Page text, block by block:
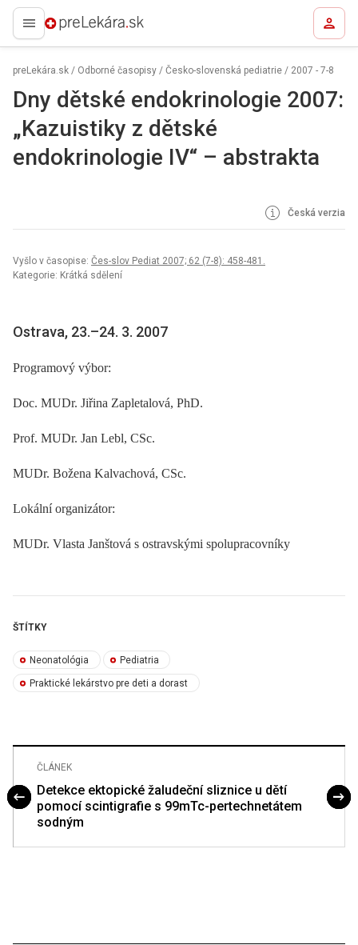
preLekára.sk
preLekára.sk / Odborné časopisy / Česko-slovenská pediatrie / 2007 - 7-8
Dny dětské endokrinologie 2007:
„Kazuistiky z dětské
endokrinologie IV“ – abstrakta
Česká verzia
Vyšlo v časopise: Čes-slov Pediat 2007; 62 (7-8): 458-481.
Kategorie: Krátká sdělení
Ostrava, 23.–24. 3. 2007
Programový výbor:
Doc. MUDr. Jiřina Zapletalová, PhD.
Prof. MUDr. Jan Lebl, CSc.
MUDr. Božena Kalvachová, CSc.
Lokální organizátor:
MUDr. Vlasta Janštová s ostravskými spolupracovníky
ŠTÍTKY
Neonatológia Pediatria
Praktické lekárstvo pre deti a dorast
ČLÁNEK
Detekce ektopické žaludeční sliznice u dětí
pomocí scintigrafie s 99mTc-pertechnetátem
sodným